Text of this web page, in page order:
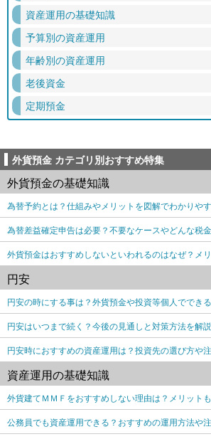
資産運用の基礎知識
予算別の資産運用
年齢別の資産運用
老後資金
定期預金
外貨預金 カテゴリ別おすすめ特集
外貨預金の基礎知識
為替予約とは？仕組みやメリットを図解でわかりや
為替差益確定申告は必要？不要なケースやどんな税
外貨預金はおすすめしないといわれるのはなぜ？メ
円安
円安の時にする事は？外貨預金や投資等個人ででき
円安はいつまで続く？今後の見通しと対策方法を解説
円安時におすすめの資産運用は？投資先の選び方や
資産運用の基礎知識
外貨建てＭＭＦをおすすめしない理由は？メリット
公務員でも資産運用できる？おすすめの運用方法や